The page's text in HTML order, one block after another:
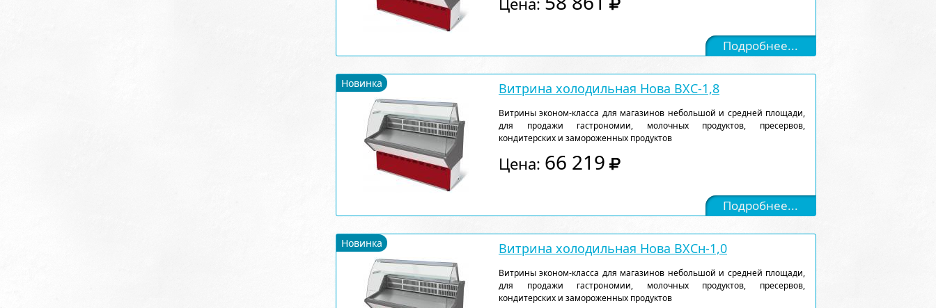
Подробнее...
Новинка Витрина холодильная Нова ВХС-1,8
Витрины эконом-класса для магазинов небольшой и средней площади,
для продажи гастрономии, молочных продуктов, пресервов,
кондитерских и замороженных продуктов
Цена: 66 219
Подробнее...
Новинка Витрина холодильная Нова ВХСн-1,0
Витрины эконом-класса для магазинов небольшой и средней площади,
для продажи гастрономии, молочных продуктов, пресервов,
кондитерских и замороженных продуктов